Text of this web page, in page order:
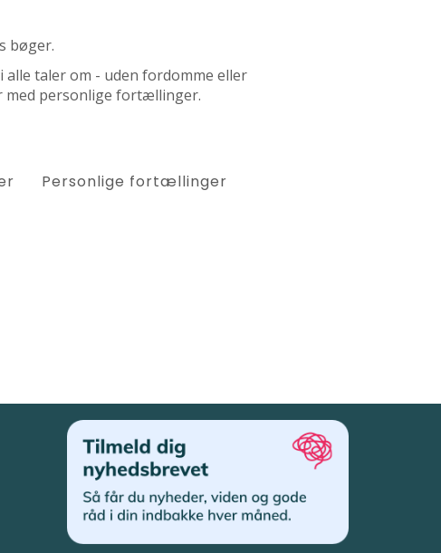
bøger.
taler om - uden fordomme eller
med personlige fortællinger.
Personlige fortællinger